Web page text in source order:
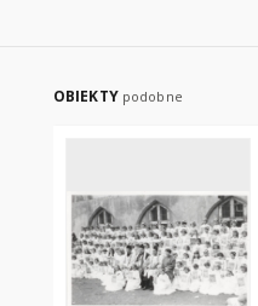
OBIEKTY podobne